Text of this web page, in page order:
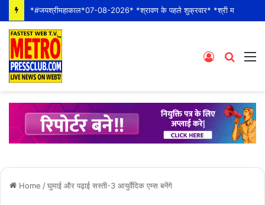
*#जयश्रीमहाकाल*07-08-2026* *श्रावण के पहले शुक्रवार* *श्री महाकालेश्वर ज्योतिर्लिंग जी के भस्म आरती श्रृंगार दर्शन #live कीं हार्दिक शुभकामनाएं*
Search
Log
Home /घुमाई और पढ़ाई सस्ती-3 आयुर्वेदिक एम्स बनेंगे